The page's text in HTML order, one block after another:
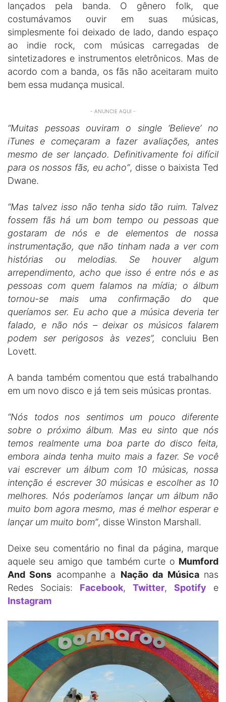
lançados pela banda. O gênero folk, que
costumávamos ouvir em suas músicas,
simplesmente foi deixado de lado, dando espaço
ao indie rock, com músicas carregadas de
sintetizadores e instrumentos eletrônicos. Mas de
acordo com a banda, os fãs não aceitaram muito
bem essa mudança musical.
- ANUNCIE AQUI -
“Muitas pessoas ouviram o single ‘Believe’ no
iTunes e começaram a fazer avaliações, antes
mesmo de ser lançado. Definitivamente foi difícil
para os nossos fãs, eu acho”, disse o baixista Ted
Dwane.
“Mas talvez isso não tenha sido tão ruim. Talvez
fossem fãs há um bom tempo ou pessoas que
gostaram de nós e de elementos de nossa
instrumentação, que não tinham nada a ver com
histórias ou melodias. Se houver algum
arrependimento, acho que isso é entre nós e as
pessoas com quem falamos na mídia; o álbum
tornou-se mais uma confirmação do que
queríamos ser. Eu acho que a música deveria ter
falado, e não nós – deixar os músicos falarem
podem ser perigosos às vezes”, concluiu Ben
Lovett.
A banda também comentou que está trabalhando
em um novo disco e já tem seis músicas prontas.
“Nós todos nos sentimos um pouco diferente
sobre o próximo álbum. Mas eu sinto que nós
temos realmente uma boa parte do disco feita,
embora ainda tenha muito mais a fazer. Se você
vai escrever um álbum com 10 músicas, nossa
intenção é escrever 30 músicas e escolher as 10
melhores. Nós poderíamos lançar um álbum não
muito bom agora mesmo, mas é melhor esperar e
lançar um muito bom”, disse Winston Marshall.
Deixe seu comentário no final da página, marque
aquele seu amigo que também curte o Mumford
And Sons acompanhe a Nação da Músicanas
Redes Sociais: Facebook, Twitter, Spotify e
Instagram